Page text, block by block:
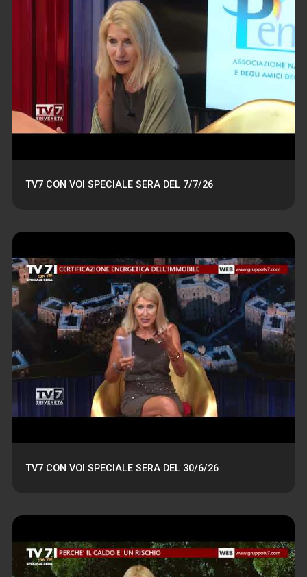
TV7 CON VOI SPECIALE SERA DEL 7/7/26
TV7 CON VOI SPECIALE SERA DEL 30/6/26